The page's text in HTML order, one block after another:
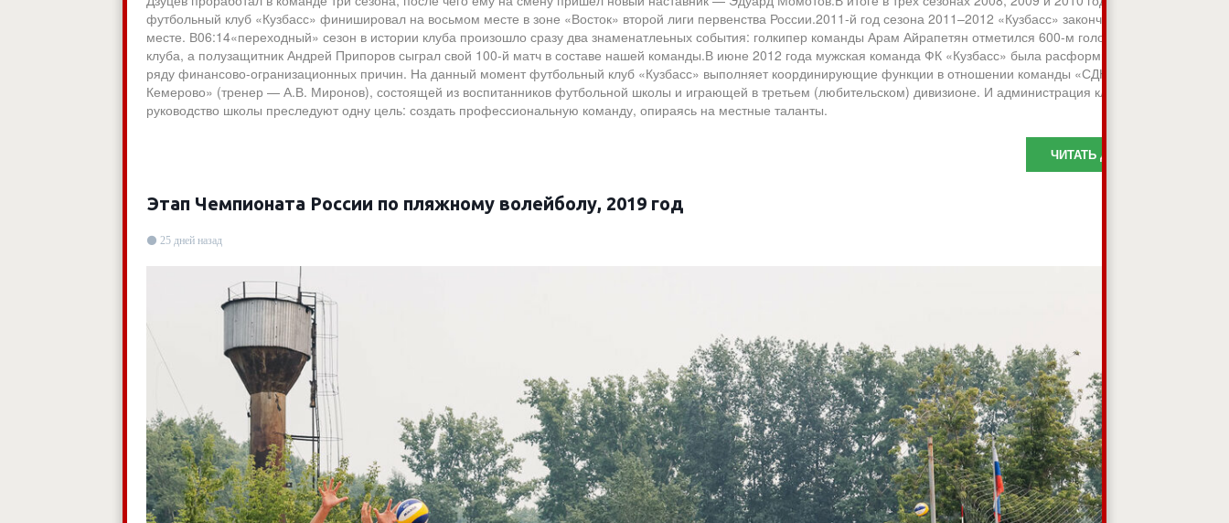
футбольный клуб «Кузбасс» финишировал на восьмом месте в зоне «Восток» второй лиги первенства России.2011-й год сезона 2011–2012 «Кузбасс» закончил на 9-м
месте. В06:14«переходный» сезон в истории клуба произошло сразу два знаменатлеьных события: голкипер команды Арам Айрапетян отметился 600-м голом в истории
клуба, а полузащитник Андрей Припоров сыграл свой 100-й матч в составе нашей команды.В июне 2012 года мужская команда ФК «Кузбасс» была расформирована по
ряду финансово-огранизационных причин. На данный момент футбольный клуб «Кузбасс» выполняет координирующие функции в отношении команды «СДЮСШОР-
Кемерово» (тренер — А.В. Миронов), состоящей из воспитанников футбольной школы и играющей в третьем (любительском) дивизионе. И администрация клуба, и
руководство школы преследуют одну цель: создать профессиональную команду, опираясь на местные таланты.
ЧИТАТЬ ДАЛЬШЕ
Этап Чемпионата России по пляжному волейболу, 2019 год
25 дней назад